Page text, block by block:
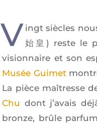
V ingt siècles
始皇) reste le
vision­naire et son
Musée Gui­met
La pièce maî­tresse
Chu dont j’a­vais
bronze, brûle